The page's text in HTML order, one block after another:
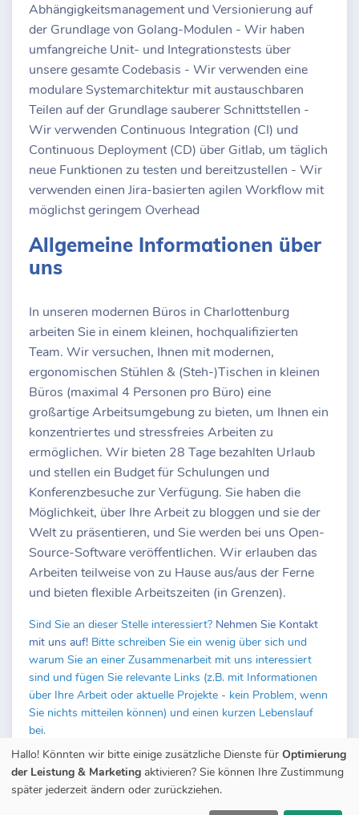
Abhängigkeitsmanagement und Versionierung auf
der Grundlage von Golang-Modulen - Wir haben
umfangreiche Unit- und Integrationstests über
unsere gesamte Codebasis - Wir verwenden eine
modulare Systemarchitektur mit austauschbaren
Teilen auf der Grundlage sauberer Schnittstellen -
Wir verwenden Continuous Integration (CI) und
Continuous Deployment (CD) über Gitlab, um täglich
neue Funktionen zu testen und bereitzustellen - Wir
verwenden einen Jira-basierten agilen Workflow mit
möglichst geringem Overhead
Allgemeine Informationen über
uns
In unseren modernen Büros in Charlottenburg
arbeiten Sie in einem kleinen, hochqualifizierten
Team. Wir versuchen, Ihnen mit modernen,
ergonomischen Stühlen & (Steh-)Tischen in kleinen
Büros (maximal 4 Personen pro Büro) eine
großartige Arbeitsumgebung zu bieten, um Ihnen ein
konzentriertes und stressfreies Arbeiten zu
ermöglichen. Wir bieten 28 Tage bezahlten Urlaub
und stellen ein Budget für Schulungen und
Konferenzbesuche zur Verfügung. Sie haben die
Möglichkeit, über Ihre Arbeit zu bloggen und sie der
Welt zu präsentieren, und Sie werden bei uns Open-
Source-Software veröffentlichen. Wir erlauben das
Arbeiten teilweise von zu Hause aus/aus der Ferne
und bieten flexible Arbeitszeiten (in Grenzen).
Sind Sie an dieser Stelle interessiert? Nehmen Sie Kontakt
mit uns auf!Bitte schreiben Sie ein wenig über sich und
warum Sie an einer Zusammenarbeit mit uns interessiert
sind und fügen Sie relevante Links (z.B. mit Informationen
über Ihre Arbeit oder aktuelle Projekte - kein Problem, wenn
Sie nichts mitteilen können) und einen kurzen Lebenslauf
bei.
< zurück zur Übersicht
Hallo! Könnten wir bitte einige zusätzliche Dienste für Optimierung
der Leistung & Marketing aktivieren? Sie können Ihre Zustimmung
später jederzeit ändern oder zurückziehen.